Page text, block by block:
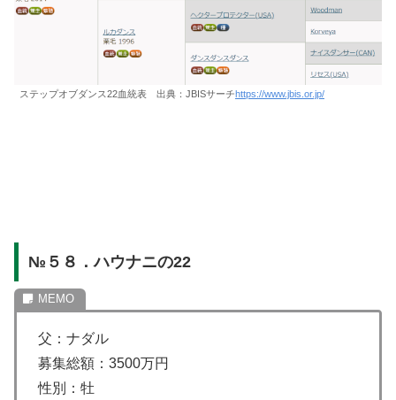
ステップオブダンス22血統表 出典：JBISサーチhttps://www.jbis.or.jp/
№５８．ハウナニの22
父：ナダル
募集総額：3500万円
性別：牡